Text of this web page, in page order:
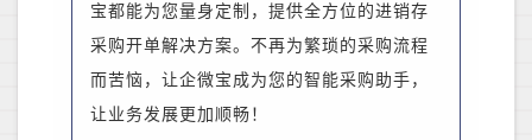
宝都能为您量身定制，提供全方位的进销存
采购开单解决方案。不再为繁琐的采购流程
而苦恼，让企微宝成为您的智能采购助手，
让业务发展更加顺畅！